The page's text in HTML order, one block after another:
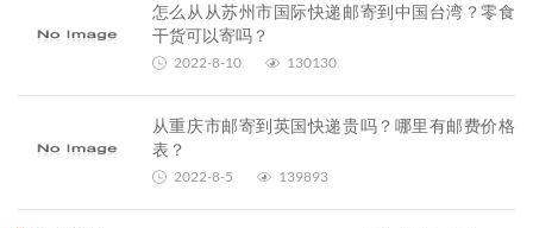
怎么从从苏州市国际快递邮寄到中国台湾？零食
干货可以寄吗？
2022-8-10 130130
从重庆市邮寄到英国快递贵吗？哪里有邮费价格
表？
2022-8-5 139893